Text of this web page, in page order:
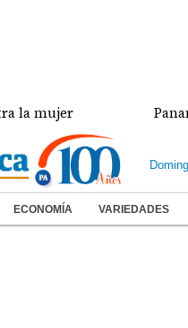
Panamá
ECONOMÍA VARIEDADES